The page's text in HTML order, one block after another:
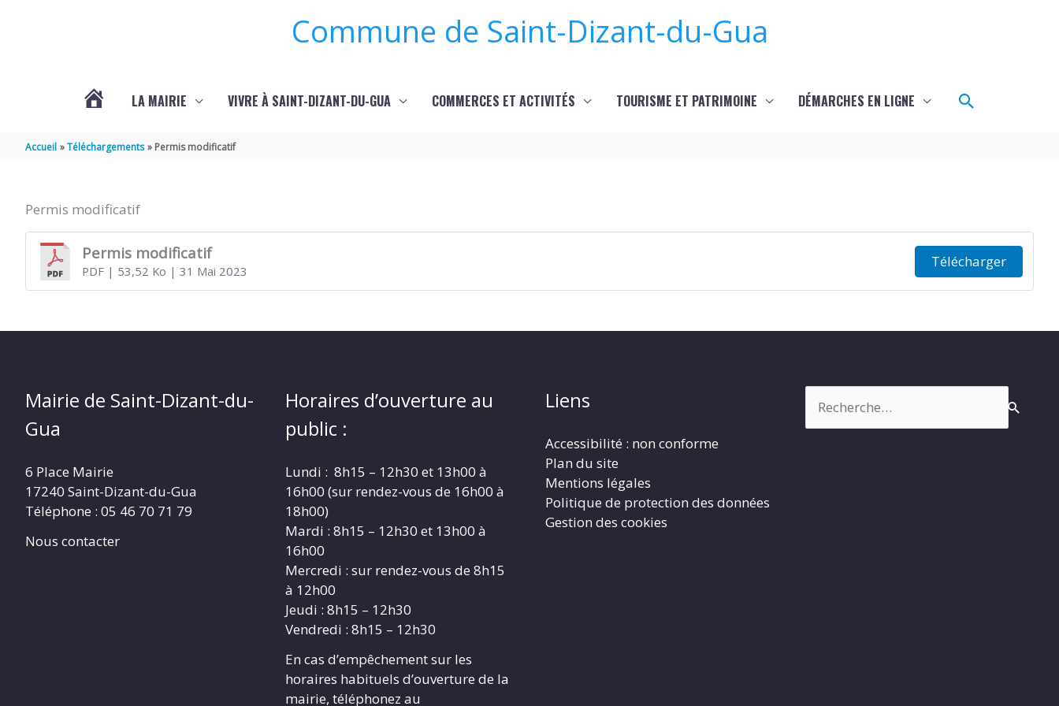
Commune de Saint-Dizant-du-Gua
EVÈNEMENTS
LA MAIRIE VIVRE À SAINT-DIZANT-DU-GUA COMMERCES ET ACTIVITÉS TOURISME ET PATRIMOINE DÉMARCHES EN LIGNE Rechercher
Accueil Téléchargements Permis modificatif
Permis modificatif
Permis modificatif
PDF| 53,52 Ko | 31 Mai 2023
Télécharger
Mairie de Saint-Dizant-du-
Gua
6 Place Mairie
17240 Saint-Dizant-du-Gua
Téléphone : 05 46 70 71 79
Nous contacter
Horaires d’ouverture au
public :
Lundi : 8h15 – 12h30 et 13h00 à
16h00 (sur rendez-vous de 16h00 à
18h00)
Mardi : 8h15 – 12h30 et 13h00 à
16h00
Mercredi : sur rendez-vous de 8h15
à 12h00
Jeudi : 8h15 – 12h30
Vendredi : 8h15 – 12h30
En cas d’empêchement sur les
horaires habituels d’ouverture de la
mairie, téléphonez au
Liens
Accessibilité : non conforme
Plan du site
Mentions légales
Politique de protection des données
Gestion des cookies